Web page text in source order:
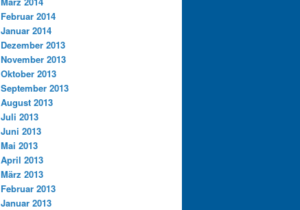
Februar 2014
Januar 2014
Dezember 2013
November 2013
Oktober 2013
September 2013
August 2013
Juli 2013
Juni 2013
Mai 2013
April 2013
März 2013
Februar 2013
Januar 2013